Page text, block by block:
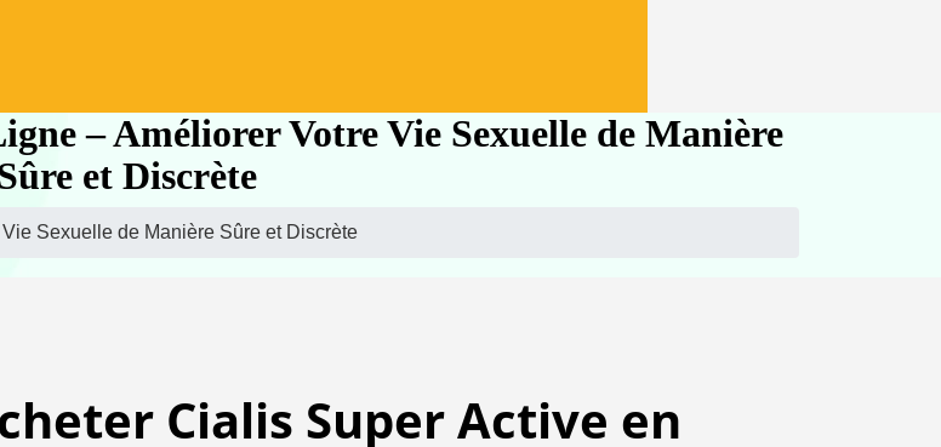
– Améliorer Votre Vie Sexuelle de Manière
et Discrète
Sexuelle de Manière Sûre et Discrète
Cialis Super Active en